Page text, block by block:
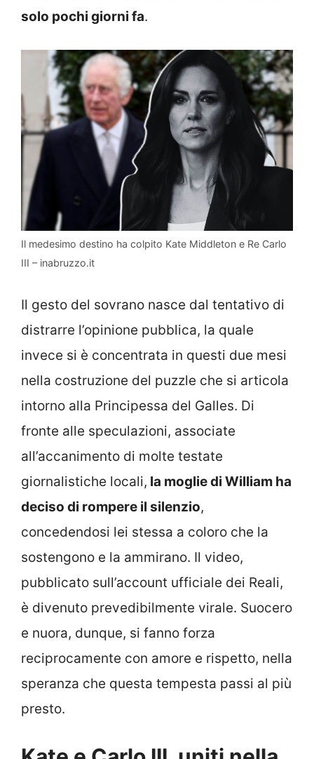
solo pochi giorni fa.
Il medesimo destino ha colpito Kate Middleton e Re Carlo
III – inabruzzo.it
Il gesto del sovrano nasce dal tentativo di
distrarre l’opinione pubblica, la quale
invece si è concentrata in questi due mesi
nella costruzione del puzzle che si articola
intorno alla Principessa del Galles. Di
fronte alle speculazioni, associate
all’accanimento di molte testate
giornalistiche locali, la moglie di William ha
deciso di rompere il silenzio,
concedendosi lei stessa a coloro che la
sostengono e la ammirano. Il video,
pubblicato sull’account ufficiale dei Reali,
è divenuto prevedibilmente virale. Suocero
e nuora, dunque, si fanno forza
reciprocamente con amore e rispetto, nella
speranza che questa tempesta passi al più
presto.